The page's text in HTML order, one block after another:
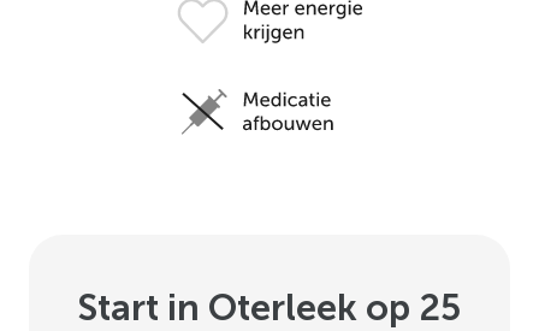
Start in Oterleek op 25